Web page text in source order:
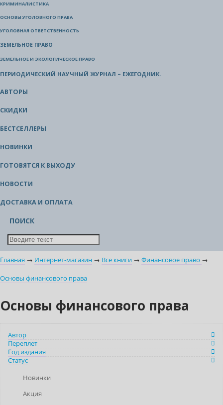
КРИМИНАЛИСТИКА
ОСНОВЫ УГОЛОВНОГО ПРАВА
УГОЛОВНАЯ ОТВЕТСТВЕННОСТЬ
ЗЕМЕЛЬНОЕ ПРАВО
ЗЕМЕЛЬНОЕ И ЭКОЛОГИЧЕСКОЕ ПРАВО
ПЕРИОДИЧЕСКИЙ НАУЧНЫЙ ЖУРНАЛ – ЕЖЕГОДНИК.
АВТОРЫ
СКИДКИ
БЕСТСЕЛЛЕРЫ
НОВИНКИ
ГОТОВЯТСЯ К ВЫХОДУ
НОВОСТИ
ДОСТАВКА И ОПЛАТА
ПОИСК
Главная → Интернет-магазин → Все книги → Финансовое право →
Основы финансового права
Основы финансового права
Автор
Переплет
Год издания
Статус
Новинки
Акция